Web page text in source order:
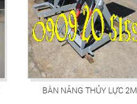
BÀN NÂNG THỦY LỰC 2M